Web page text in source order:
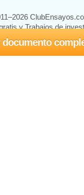
documento
y Trabajos de